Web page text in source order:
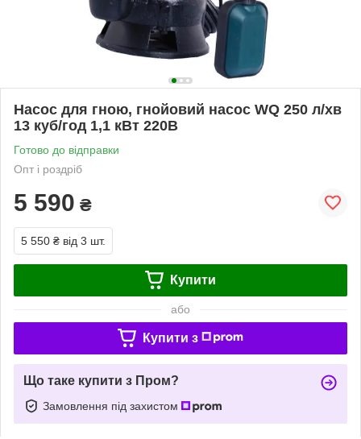
Насос для гною, гнойовий насос WQ 250 л/хв
13 куб/год 1,1 кВт 220В
Готово до відправки
Опт і роздріб
5 590 ₴
5 550 ₴ від 3 шт.
Купити
або
Купити з
Що таке купити з Пром?
Замовлення під захистом